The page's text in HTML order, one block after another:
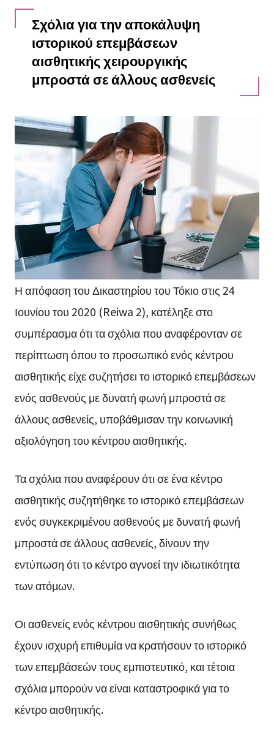
Σχόλια για την αποκάλυψη
ιστορικού επεμβάσεων
αισθητικής χειρουργικής
μπροστά σε άλλους ασθενείς
Η απόφαση του Δικαστηρίου του Τόκιο στις 24
Ιουνίου του 2020 (Reiwa 2), κατέληξε στο
συμπέρασμα ότι τα σχόλια που αναφέρονταν σε
περίπτωση όπου το προσωπικό ενός κέντρου
αισθητικής είχε συζητήσει το ιστορικό επεμβάσεων
ενός ασθενούς με δυνατή φωνή μπροστά σε
άλλους ασθενείς, υποβάθμισαν την κοινωνική
αξιολόγηση του κέντρου αισθητικής.
Τα σχόλια που αναφέρουν ότι σε ένα κέντρο
αισθητικής συζητήθηκε το ιστορικό επεμβάσεων
ενός συγκεκριμένου ασθενούς με δυνατή φωνή
μπροστά σε άλλους ασθενείς, δίνουν την
εντύπωση ότι το κέντρο αγνοεί την ιδιωτικότητα
των ατόμων.
Οι ασθενείς ενός κέντρου αισθητικής συνήθως
έχουν ισχυρή επιθυμία να κρατήσουν το ιστορικό
των επεμβάσεών τους εμπιστευτικό, και τέτοια
σχόλια μπορούν να είναι καταστροφικά για το
κέντρο αισθητικής.